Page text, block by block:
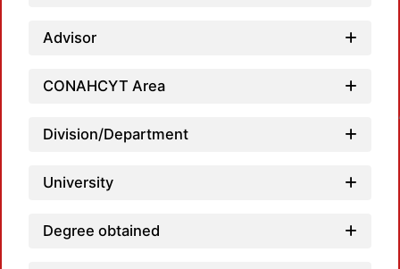
Advisor
CONAHCYT Area
Division/Department
University
Degree obtained